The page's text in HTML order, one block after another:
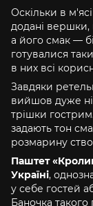
Оскільки в
додані
а його смак —
готувалися
в них всі
Завдяки
вийшов дуже
трішки
задають тон
розмарину
Паштет
Україні,
у себе гостей
Баночка